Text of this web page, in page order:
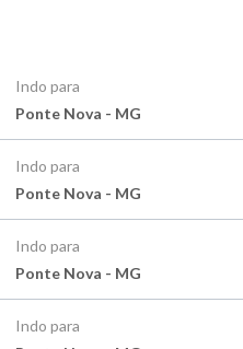
Indo para
Ponte Nova - MG
Indo para
Ponte Nova - MG
Indo para
Ponte Nova - MG
Indo para